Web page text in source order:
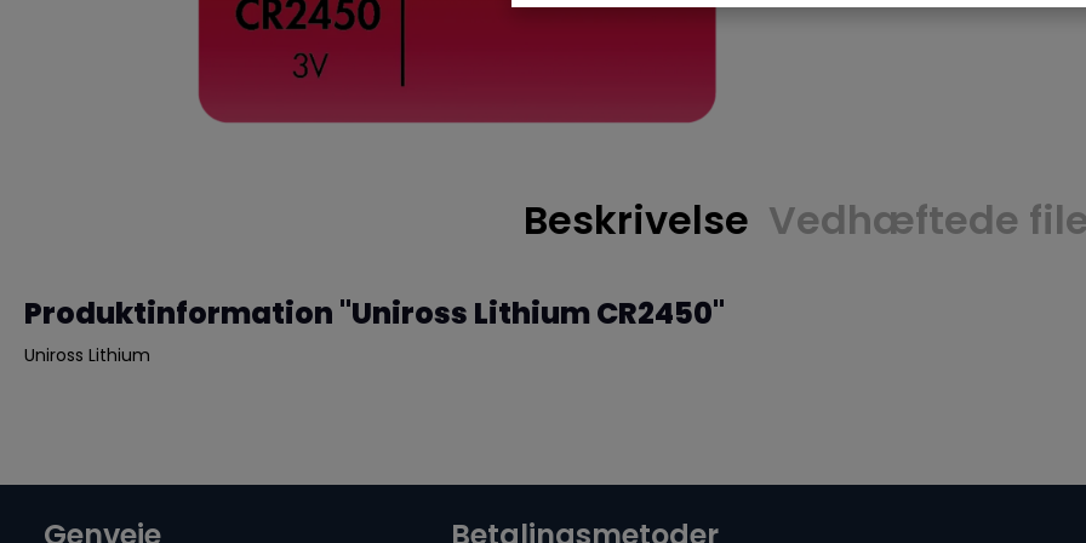
Beskrivelse Vedhæftede
Produktinformation "Uniross Lithium CR2450"
Uniross Lithium